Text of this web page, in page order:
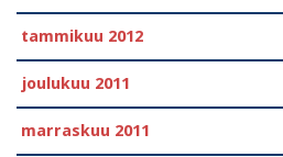
tammikuu 2012
joulukuu 2011
marraskuu 2011